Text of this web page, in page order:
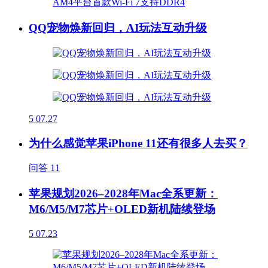
QQ宠物焕新回归，AI玩法互动升级
5 07.27
为什么感觉苹果iPhone 11还有很多人去买？
问答 11
苹果规划2026–2028年Mac全系更新：
M6/M5/M7芯片+OLED新机陆续登场
5 07.23